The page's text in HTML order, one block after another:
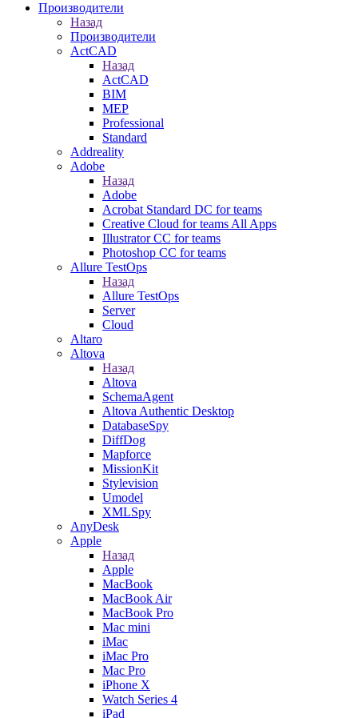
Производители
Назад
Производители
ActCAD
Назад
ActCAD
BIM
MEP
Professional
Standard
Addreality
Adobe
Назад
Adobe
Acrobat Standard DC for teams
Creative Cloud for teams All Apps
Illustrator CC for teams
Photoshop CC for teams
Allure TestOps
Назад
Allure TestOps
Server
Cloud
Altaro
Altova
Назад
Altova
SchemaAgent
Altova Authentic Desktop
DatabaseSpy
DiffDog
Mapforce
MissionKit
Stylevision
Umodel
XMLSpy
AnyDesk
Apple
Назад
Apple
MacBook
MacBook Air
MacBook Pro
Mac mini
iMac
iMac Pro
Mac Pro
iPhone X
Watch Series 4
iPad